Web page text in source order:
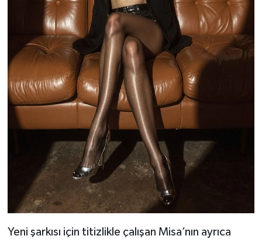
Yeni şarkısı için titizlikle çalışan Misa’nın ayrıca